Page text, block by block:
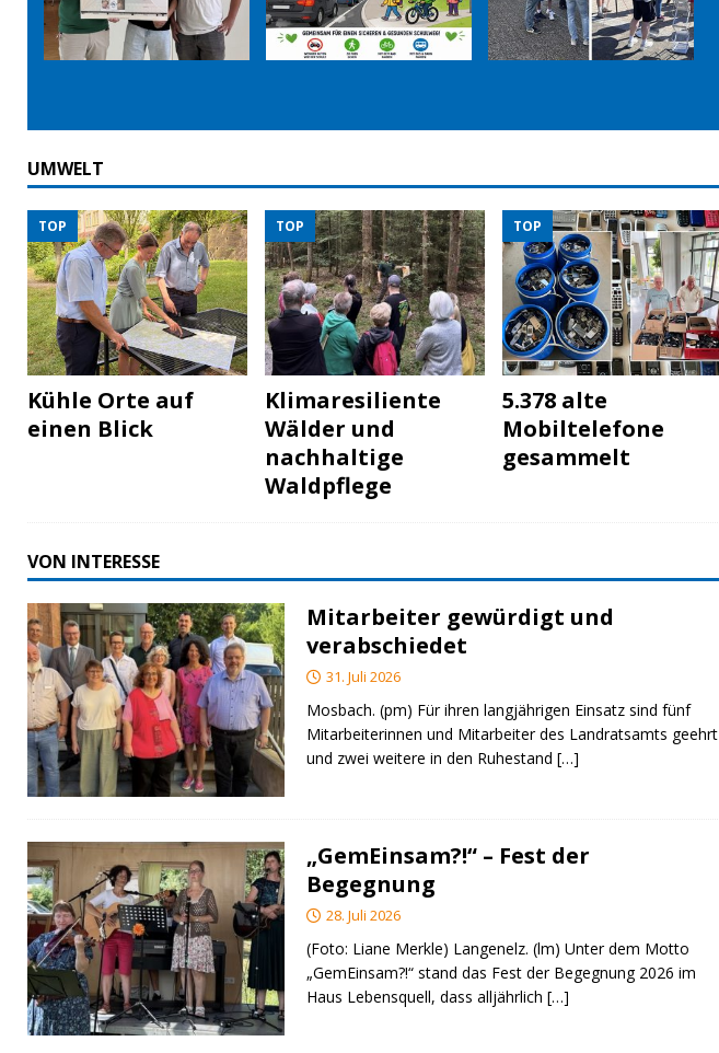
UMWELT
TOP
Kühle Orte auf
einen Blick
TOP
Klimaresiliente
Wälder und
nachhaltige
Waldpflege
TOP
5.378 alte
Mobiltelefone
gesammelt
VON INTERESSE
Mitarbeiter gewürdigt und
verabschiedet
31. Juli 2026
Mosbach. (pm) Für ihren langjährigen Einsatz sind fünf
Mitarbeiterinnen und Mitarbeiter des Landratsamts geehrt
und zwei weitere in den Ruhestand […]
„GemEinsam?!“ – Fest der
Begegnung
28. Juli 2026
(Foto: Liane Merkle) Langenelz. (lm) Unter dem Motto
„GemEinsam?!“ stand das Fest der Begegnung 2026 im
Haus Lebensquell, dass alljährlich […]